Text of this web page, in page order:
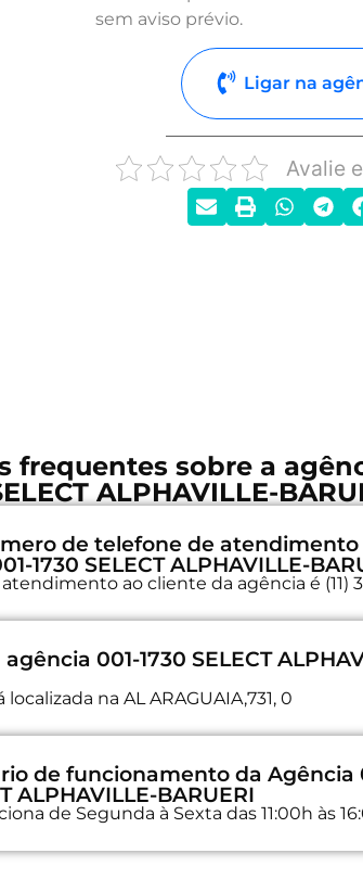
sem aviso prévio.
Ligar na
Avalie
frequentes sobre a
ALPHAVILLE-
de telefone de atendimento
1730 SELECT ALPHAVILLE-
ao cliente da agência é (11)
001-1730 SELECT
na AL ARAGUAIA,731, 0
de funcionamento da Agência
ALPHAVILLE-BARUERI
de Segunda à Sexta das 11:00h às